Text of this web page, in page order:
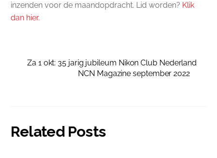
inzenden voor de maandopdracht. Lid worden? Klik
dan hier.
Za 1 okt: 35 jarig jubileum Nikon Club Nederland
NCN Magazine september 2022
Related Posts